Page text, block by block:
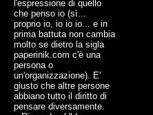
l'espressione di quello
che penso io (sì...
proprio io, io io io... e in
prima battuta non cambia
molto se dietro la sigla
paperinik.com c'è una
persona o
un'organizzazione). E'
giusto che altre persone
abbiano tutto il diritto di
pensare diversamente.